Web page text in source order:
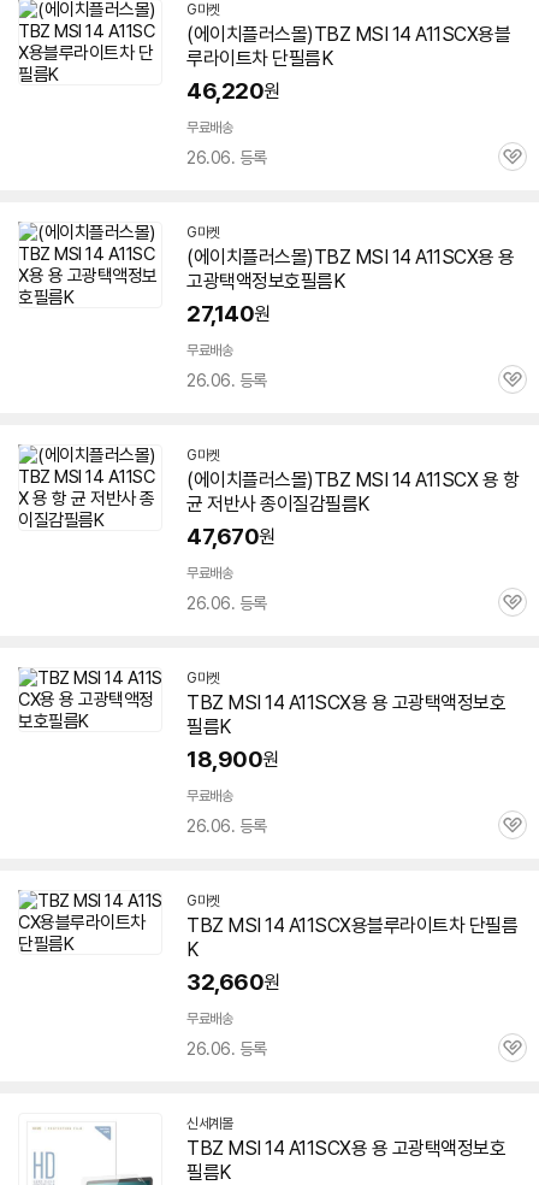
G마켓
(에이치플러스몰)TBZ MSI 14 A11SCX용블
루라이트차 단필름K
46,220원
무료배송
26.06. 등록
관
G마켓
(에이치플러스몰)TBZ MSI 14 A11SCX용 용
고광택액정보호필름K
27,140원
무료배송
26.06. 등록
관
G마켓
(에이치플러스몰)TBZ MSI 14 A11SCX 용 항
균 저반사 종이질감필름K
47,670원
무료배송
26.06. 등록
관
G마켓
TBZ MSI 14 A11SCX용 용 고광택액정보호
필름K
18,900원
무료배송
26.06. 등록
관
G마켓
TBZ MSI 14 A11SCX용블루라이트차 단필름
K
32,660원
무료배송
26.06. 등록
관
신세계몰
TBZ MSI 14 A11SCX용 용 고광택액정보호
필름K